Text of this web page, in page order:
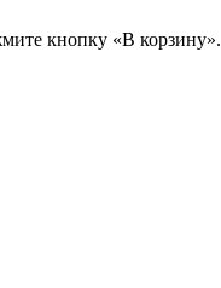
кнопку «В корзину».